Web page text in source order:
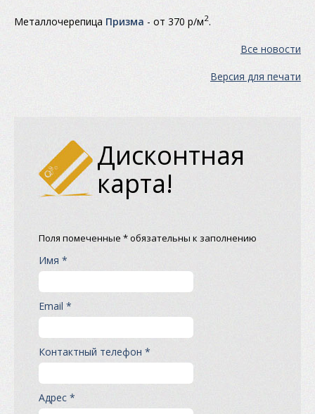
Металлочерепица Призма - от 370 р/м2.
Все новости
Версия для печати
Дисконтная
карта!
Поля помеченные * обязательны к заполнению
Имя *
Email *
Контактный телефон *
Адрес *